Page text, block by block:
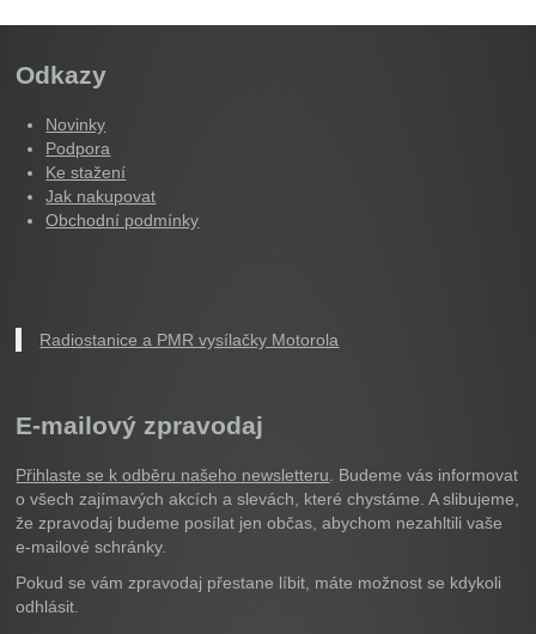
Odkazy
Novinky
Podpora
Ke stažení
Jak nakupovat
Obchodní podmínky
Radiostanice a PMR vysílačky Motorola
E-mailový zpravodaj
Přihlaste se k odběru našeho newsletteru . Budeme vás informovat
o všech zajímavých akcích a slevách, které chystáme. A slibujeme,
že zpravodaj budeme posílat jen občas, abychom nezahltili vaše
e-mailové schránky.
Pokud se vám zpravodaj přestane líbit, máte možnost se kdykoli
odhlásit.